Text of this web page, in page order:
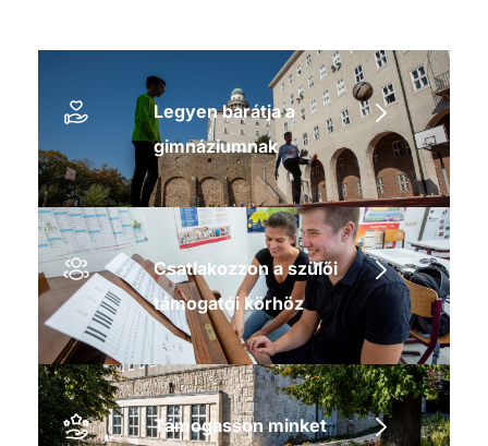
Legyen barátja a
gimnáziumnak
Csatlakozzon a szülői
támogatói körhöz
Támogasson minket